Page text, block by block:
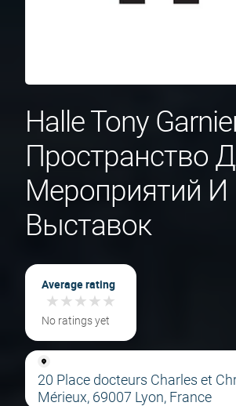
Halle Tony
Пространство
Мероприятий И
Выставок
Average rating
★★★★★
★★★★★
No ratings yet
20 Place docteurs Charles et
Mérieux, 69007 Lyon, France